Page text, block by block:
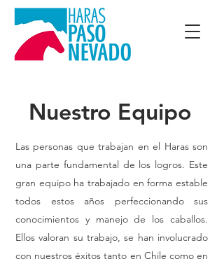
Nuestro Equipo
Las personas que trabajan en el Haras son
una parte fundamental de los logros. Este
gran equipo ha trabajado en forma estable
todos estos años perfeccionando sus
conocimientos y manejo de los caballos.
Ellos valoran su trabajo, se han involucrado
con nuestros éxitos tanto en Chile como en